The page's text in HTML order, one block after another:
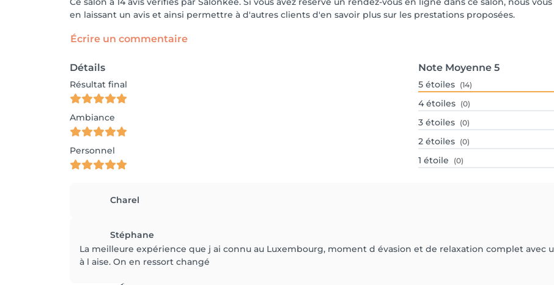
en laissant un avis et ainsi permettre à d'autres clients d'en savoir plus sur les prestations proposées.
Écrire un commentaire
Détails
Résultat final
Ambiance
Personnel
Note Moyenne 5
5 étoiles (14)
4 étoiles (0)
3 étoiles (0)
2 étoiles (0)
1 étoile (0)
Charel
Stéphane
La meilleure expérience que j ai connu au Luxembourg, moment d évasion et de relaxation complet avec
à l aise. On en ressort changé